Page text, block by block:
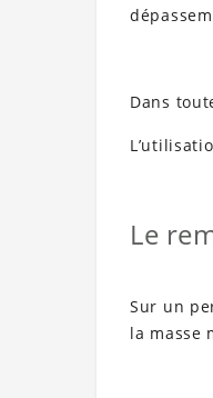
Dans
Le
Sur un
la masse